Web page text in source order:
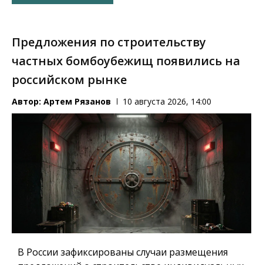
Предложения по строительству
частных бомбоубежищ появились на
российском рынке
Автор: Артем Рязанов 10 августа 2026, 14:00
В России зафиксированы случаи размещения